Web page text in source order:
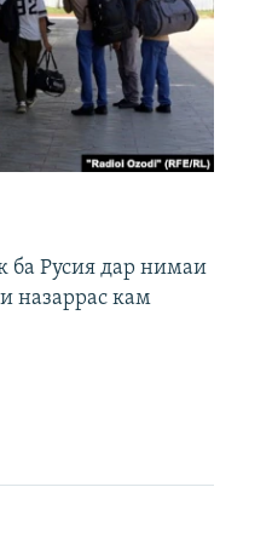
ба Русия дар нимаи
назаррас кам